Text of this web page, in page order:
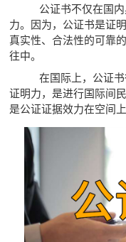
公证书不仅在国内
力。因为，公证书是证
真实性、合法性的可靠
往中。
在国际上，公证书
证明力，是进行国际间
是公证证据效力在空间上